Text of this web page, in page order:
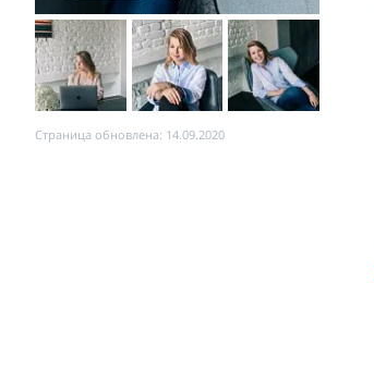
Страница обновлена: 14.09.2020